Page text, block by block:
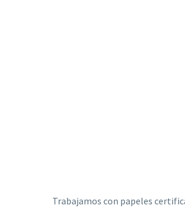
Trabajamos con papeles